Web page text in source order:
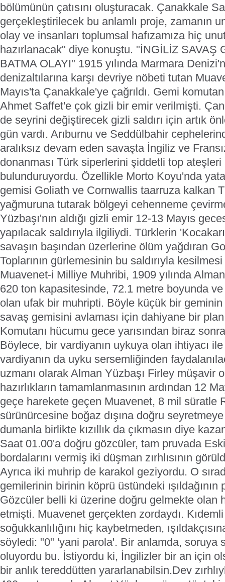
bölümünün çatısını oluşturacak. Çanakkale
gerçekleştirilecek bu anlamlı proje, zamanın
olay ve insanları toplumsal hafızamıza hiç
hazırlanacak" diye konuştu. "İNGİLİZ SAVAŞ
BATMA OLAYI" 1915 yılında Marmara
denizaltılarına karşı devriye nöbeti tutan
Mayıs'ta Çanakkale'ye çağrıldı. Gemi
Ahmet Saffet'e çok gizli bir emir verilmişti.
de seyrini değiştirecek gizli saldırı için artık
gün vardı. Arıburnu ve Seddülbahir
aralıksız devam eden savaşta İngiliz ve
donanması Türk siperlerini şiddetli top ateşleri
bulunduruyordu. Özellikle Morto Koyu'nda
gemisi Goliath ve Cornwallis taarruza kalkan
yağmuruna tutarak bölgeyi cehenneme
Yüzbaşı'nın aldığı gizli emir 12-13 Mayıs
yapılacak saldırıyla ilgiliydi. Türklerin
savaşın başından üzerlerine ölüm yağdıran
Toplarının gürlemesinin bu saldırıyla
Muavenet-i Milliye Muhribi, 1909 yılında
620 ton kapasitesinde, 72.1 metre boyunda
olan ufak bir muhripti. Böyle küçük bir
savaş gemisini avlaması için dahiyane bir plan
Komutanı hücumu gece yarısından biraz
Böylece, bir vardiyanın uykuya olan ihtiyacı
vardiyanın da uyku sersemliğinden
uzmanı olarak Alman Yüzbaşı Firley müşavir
hazırlıkların tamamlanmasının ardından 12
geçe harekete geçen Muavenet, 8 mil süratle
sürünürcesine boğaz dışına doğru
dumanla birlikte kızıllık da çıkmasın diye
Saat 01.00'a doğru gözcüler, tam pruvada
bordalarını vermiş iki düşman zırhlısının
Ayrıca iki muhrip de karakol geziyordu. O
gemilerinin birinin köprü üstündeki ışıldağının
Gözcüler belli ki üzerine doğru gelmekte olan
etmişti. Muavenet gerçekten zordaydı.
soğukkanlılığını hiç kaybetmeden,
söyledi: "0" 'yani parola'. Bir anlamda, soruya
oluyordu bu. İstiyordu ki, İngilizler bir an için
bir anlık tereddütten yararlanabilsin.Dev